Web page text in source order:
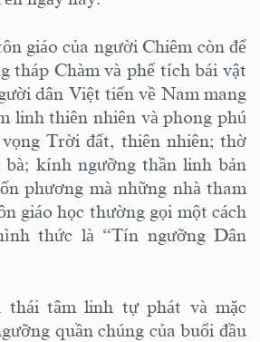
giáo của người Chiêm còn để
tháp Chàm và phế tích bái vật
dân Việt tiến về Nam mang
linh thiên nhiên và phong phú
Trời đất, thiên nhiên; thờ
bà; kính ngưỡng thần linh bản
phương mà những nhà tham
giáo học thường gọi một cách
thức là “Tín ngưỡng Dân
tâm linh tự phát và mặc
quần chúng của buổi đầu